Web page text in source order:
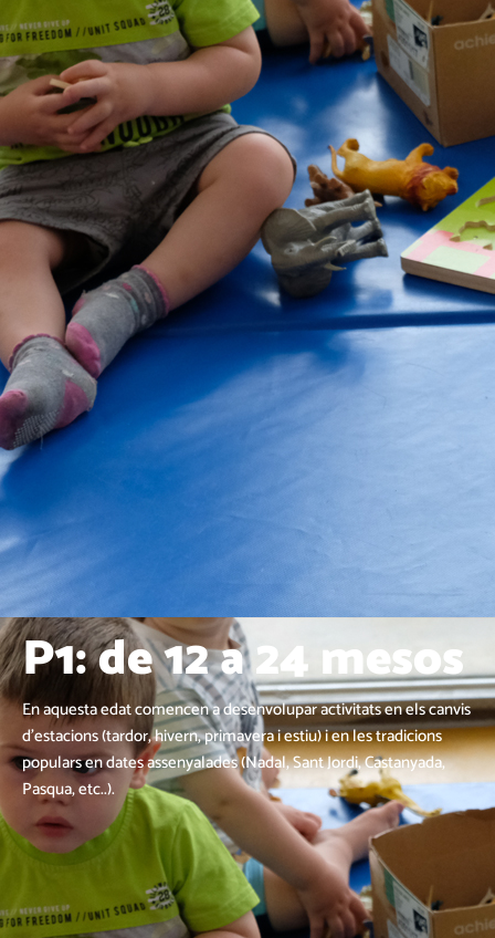
P1: de 12 a 24 mesos
En aquesta edat comencen a desenvolupar activitats en els canvis
d’estacions (tardor, hivern, primavera i estiu) i en les tradicions
populars en dates assenyalades (Nadal, Sant Jordi, Castanyada,
Pasqua, etc..).